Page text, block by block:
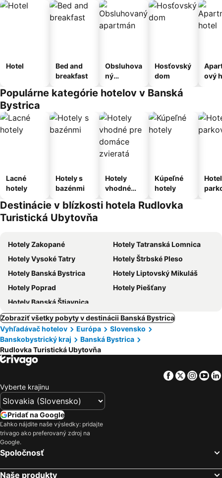
Hotel
Bed and
breakfast
Obsluhova
ný
Hosťovský
dom
ový
Populárne kategórie hotelov v Banská
Bystrica
Lacné
hotely
Hotely s
bazénmi
Hotely
vhodné
domáce
Kúpeľné
hotely
Destinácie v blízkosti hotela Rudlovka
Turistická Ubytovňa
Hotely Zakopané
Hotely Tatranská Lomnica
Hotely Vysoké Tatry
Hotely Štrbské Pleso
Hotely Banská Bystrica
Hotely Liptovský Mikuláš
Hotely Poprad
Hotely Piešťany
Hotely Banská Štiavnica
Zobraziť všetky pobyty v destinácii Banská Bystrica
Vyhľadávač hotelov
Európa
Slovensko
Banskobystrický kraj
Banská Bystrica
Rudlovka Turistická Ubytovňa
Facebook
Twitter
Vyberte krajinu
Pridať na Google
Ľahko nájdite naše výsledky: pridajte
trivago ako preferovaný zdroj na
Google.
Spoločnosť
Naše produkty